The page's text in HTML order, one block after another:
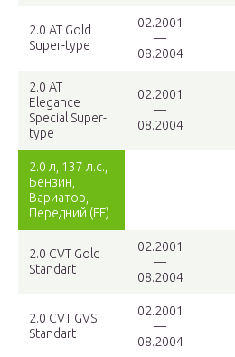
2.0 AT Gold
Super-type
02.2001
—
08.2004
2.0 AT
Elegance
Special Super-
type
02.2001
—
08.2004
2.0 л, 137 л.с.,
Бензин,
Вариатор,
Передний (FF)
2.0 CVT Gold
Standart
02.2001
—
08.2004
2.0 CVT GVS
Standart
02.2001
—
08.2004